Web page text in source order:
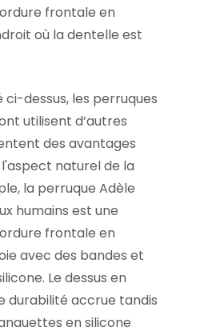
frontale en
où la dentelle est
dessus, les perruques
utilisent d’autres
des avantages
naturel de la
la perruque Adèle
humains est une
frontale en
avec des bandes et
Le dessus en
durabilité accrue tandis
en silicone